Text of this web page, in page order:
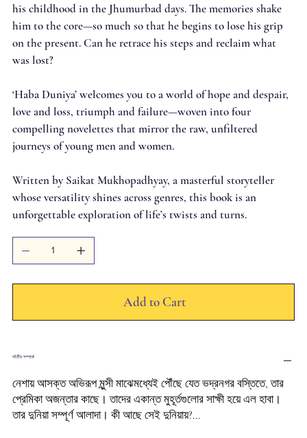
his childhood in the Jhumurbad days. The memories shake
him to the core—so much so that he begins to lose his grip
on the present. Can he retrace his steps and reclaim what
was lost?
‘Haba Duniya’ welcomes you to a world of hope and despair,
love and loss, triumph and failure—woven into four
compelling novelettes that mirror the raw, unfiltered
journeys of young men and women.
Written by Saikat Mukhopadhyay, a masterful storyteller
whose versatility shines across genres, this book is an
unforgettable exploration of life’s twists and turns.
Add to Cart
বইটির সম্পর্কে
নেশায় আসক্ত অভিরূপ মুন্সী মাঝেমধ্যেই পৌঁছে যেত ভদ্রনগর বস্তিতে, তার
প্রেমিকা অজন্তার কাছে। তাদের একান্ত মুহূর্তগুলোর সাক্ষী হয়ে এল হাবা।
তার দুনিয়া সম্পূর্ণ আলাদা। কী আছে সেই দুনিয়ায়?...